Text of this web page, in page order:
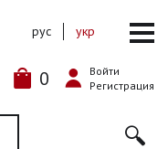
0
Войти
Регистрация
рус укр